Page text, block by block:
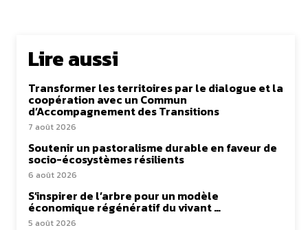
Lire aussi
Transformer les territoires par le dialogue et la
coopération avec un Commun
d’Accompagnement des Transitions
7 août 2026
Soutenir un pastoralisme durable en faveur de
socio-écosystèmes résilients
6 août 2026
S’inspirer de l’arbre pour un modèle
économique régénératif du vivant …
5 août 2026